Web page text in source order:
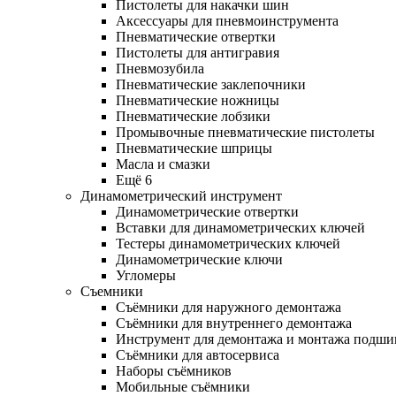
Пистолеты для накачки шин
Аксессуары для пневмоинструмента
Пневматические отвертки
Пистолеты для антигравия
Пневмозубила
Пневматические заклепочники
Пневматические ножницы
Пневматические лобзики
Промывочные пневматические пистолеты
Пневматические шприцы
Масла и смазки
Ещё 6
Динамометрический инструмент
Динамометрические отвертки
Вставки для динамометрических ключей
Тестеры динамометрических ключей
Динамометрические ключи
Угломеры
Съемники
Съёмники для наружного демонтажа
Съёмники для внутреннего демонтажа
Инструмент для демонтажа и монтажа
Съёмники для автосервиса
Наборы съёмников
Мобильные съёмники